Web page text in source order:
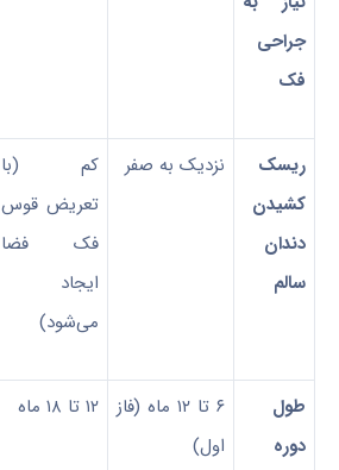
جراحی
فک
ریسک
کشیدن
دندان
سالم
نزدیک به صفر
کم (با
تعریض قوس
فک فضا
ایجاد
می‌شود)
طول
دوره
۶ تا ۱۲ ماه (فاز
اول)
۱۲ تا ۱۸ ماه